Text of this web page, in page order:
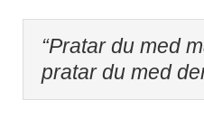
“Pratar du med
pratar du med